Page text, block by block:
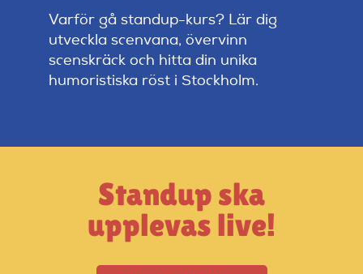
Lineup
Tidigare lineup
StandUpSverige PODDEN
Varför gå standup-kurs? Lär dig
utveckla scenvana, övervinn
scenskräck och hitta din unika
humoristiska röst i Stockholm.
Standup ska
upplevas live!